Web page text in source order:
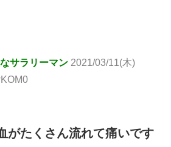
サラリーマン 2021/03/11(木)
がたくさん流れて痛いです